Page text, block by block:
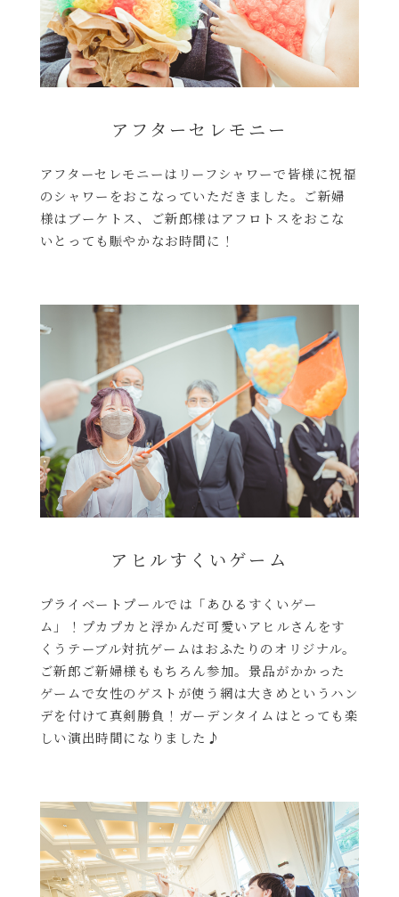
アフターセレモニー
アフターセレモニーはリーフシャワーで皆様に祝福
のシャワーをおこなっていただきました。ご新婦
様はブーケトス、ご新郎様はアフロトスをおこな
いとっても賑やかなお時間に！
アヒルすくいゲーム
プライベートプールでは「あひるすくいゲー
ム」！プカプカと浮かんだ可愛いアヒルさんをす
くうテーブル対抗ゲームはおふたりのオリジナル。
ご新郎ご新婦様ももちろん参加。景品がかかった
ゲームで女性のゲストが使う網は大きめというハン
デを付けて真剣勝負！ガーデンタイムはとっても楽
しい演出時間になりました♪